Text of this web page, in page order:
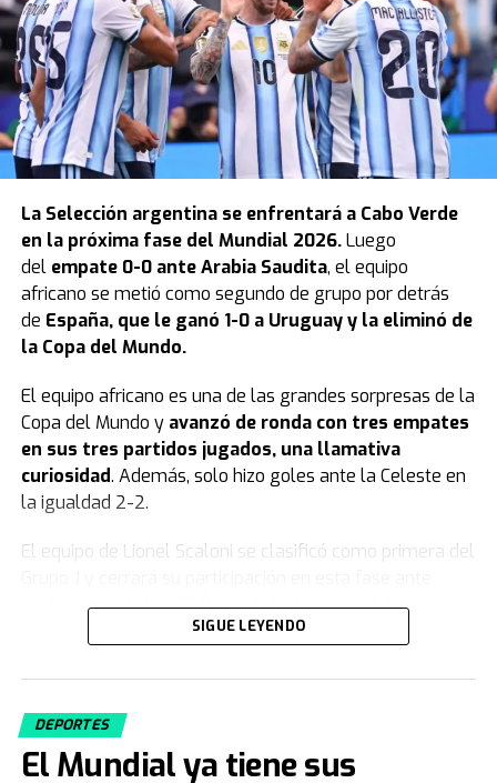
La Selección argentinase enfrentará a Cabo Verde
en la próxima fase del Mundial 2026.Luego
del empate 0-0 ante Arabia Saudita, el equipo
africano se metió como segundo de grupo por detrás
de España, que le ganó 1-0 a Uruguay y la eliminó de
la Copa del Mundo.
El equipo africano es una de las grandes sorpresas de la
Copa del Mundo y avanzó de ronda con tres empates
en sus tres partidos jugados, una llamativa
curiosidad. Además, solo hizo goles ante la Celeste en
la igualdad 2-2.
El equipo de Lionel Scaloni se clasificó como primera del
Jordania desde las 23 (hora de la Argentina) de este
Uruguay quedó eliminado del Mundial
2026
Luego de su derrota ante España por 1-0 y en medio de
SIGUE LEYENDO
DEPORTES
El Mundial ya tiene sus